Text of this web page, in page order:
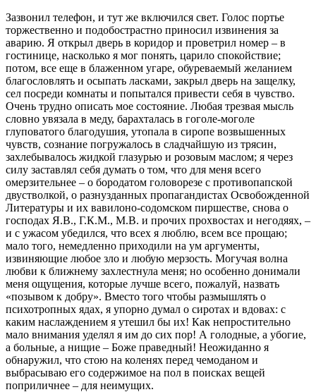
Зазвонил телефон, и тут же включился свет. Голос портье
торжественно и подобострастно приносил извинения за
аварию. Я открыл дверь в коридор и проветрил номер – в
гостинице, насколько я мог понять, царило спокойствие;
потом, все еще в блаженном угаре, обуреваемый желанием
благословлять и осыпать ласками, закрыл дверь на защелку,
сел посреди комнаты и попытался привести себя в чувство.
Очень трудно описать мое состояние. Любая трезвая мысль
словно увязала в меду, барахталась в гоголе-моголе
глуповатого благодушия, утопала в сиропе возвышенных
чувств, сознание погружалось в сладчайшую из трясин,
захлебывалось жидкой глазурью и розовым маслом; я через
силу заставлял себя думать о том, что для меня всего
омерзительнее – о бородатом головорезе с противопапской
двустволкой, о разнузданных пропагандистах Освобожденной
Литературы и их вавилоно-содомском пиршестве, снова о
господах Я.В., Г.К.М., М.В. и прочих прохвостах и негодяях, –
и с ужасом убедился, что всех я люблю, всем все прощаю;
мало того, немедленно приходили на ум аргументы,
извиняющие любое зло и любую мерзость. Могучая волна
любви к ближнему захлестнула меня; но особенно донимали
меня ощущения, которые лучше всего, пожалуй, назвать
«позывом к добру». Вместо того чтобы размышлять о
психотропных ядах, я упорно думал о сиротах и вдовах: с
каким наслаждением я утешил бы их! Как непростительно
мало внимания уделял я им до сих пор! А голодные, а убогие,
а больные, а нищие – Боже праведный! Неожиданно я
обнаружил, что стою на коленях перед чемоданом и
выбрасываю его содержимое на пол в поисках вещей
поприличнее – для неимущих.